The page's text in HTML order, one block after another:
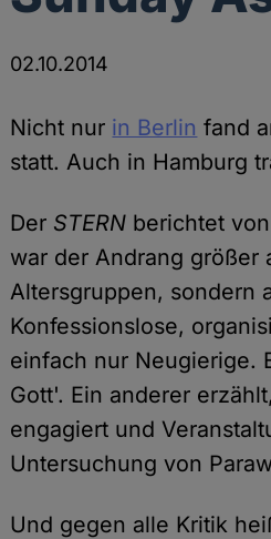
02.10.2014
Nicht nur in Berlin fand
statt. Auch in Hamburg
Der STERN berichtet
war der Andrang größer
Alters­gruppen, sondern
Konfessions­lose,
einfach nur Neugierige.
Gott'. Ein anderer
engagiert und
Untersuchung von
Und gegen alle Kritik